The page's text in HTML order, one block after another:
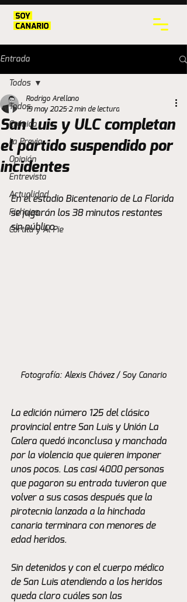
Entrada
Todos
Crónica
La Previa
Opinión
Entrevista
Actualidad
Fichajes
Cortita y Al Pie
Todos
San Luis y ULC completan
el partido suspendido por
incidentes
Rodrigo Arellano
19 may 2025 2 min de lectura
En el estadio Bicentenario de La Florida
se jugarán los 38 minutos restantes
sin público.
Fotografía: Alexis Chávez / Soy Canario
La edición número 125 del clásico
provincial entre San Luis y Unión La
Calera quedó inconclusa y manchada
por la violencia que quieren imponer
unos pocos. Las casi 4000 personas
que pagaron su entrada tuvieron que
volver a sus casas después que la
pirotecnia lanzada a la hinchada
canaria terminara con menores de
edad heridos.
Sin detenidos y con el cuerpo médico
de San Luis atendiendo a los heridos
queda claro cuáles son las